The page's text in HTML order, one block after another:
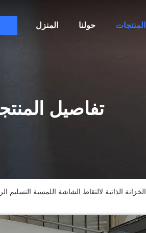
المنزل حولنا المنتجات
تفاصيل